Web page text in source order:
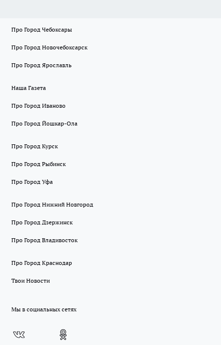
Про Город Чебоксары
Про Город Новочебоксарск
Про Город Ярославль
Наша Газета
Про Город Иваново
Про Город Йошкар-Ола
Про Город Курск
Про Город Рыбинск
Про Город Уфа
Про Город Нижний Новгород
Про Город Дзержинск
Про Город Владивосток
Про Город Краснодар
Твои Новости
Мы в социальных сетях